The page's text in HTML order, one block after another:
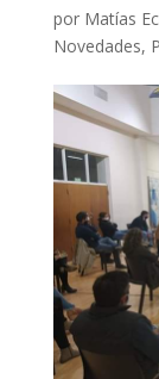
por Matías
Novedades,